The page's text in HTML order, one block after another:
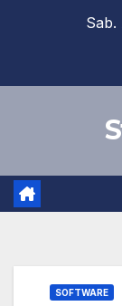
Sab.
SOFTWARE